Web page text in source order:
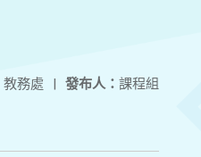
發布人： 課程組
教務處 |